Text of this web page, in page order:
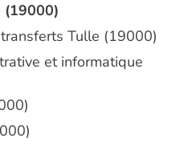
(19000)
Tulle (19000)
et informatique